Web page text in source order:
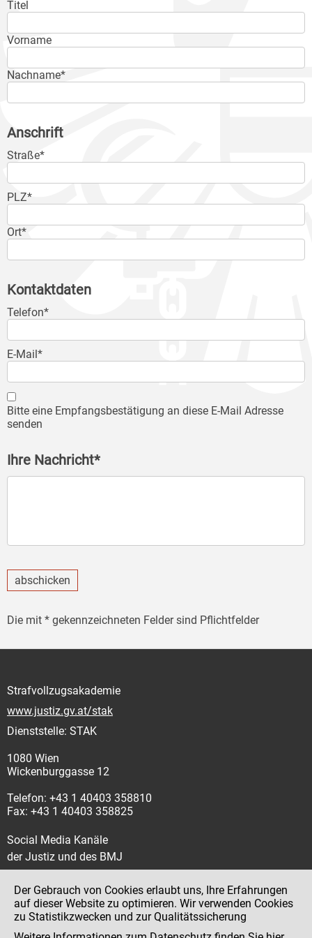
Titel
Vorname
Nachname*
Anschrift
Straße*
PLZ*
Ort*
Kontaktdaten
Telefon*
E-Mail*
Bitte eine Empfangsbestätigung an diese E-Mail Adresse
senden
Ihre Nachricht*
abschicken
Die mit * gekennzeichneten Felder sind Pflichtfelder
Strafvollzugsakademie
www.justiz.gv.at/stak
Dienststelle: STAK
1080 Wien
Wickenburggasse 12
Telefon: +43 1 40403 358810
Fax: +43 1 40403 358825
Social Media Kanäle
der Justiz und des BMJ
Impressum
Der Gebrauch von Cookies erlaubt uns, Ihre Erfahrungen
auf dieser Website zu optimieren. Wir verwenden Cookies
zu Statistikzwecken und zur Qualitätssicherung